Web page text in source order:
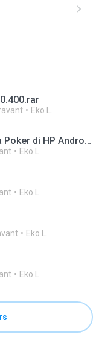
Eko L.
Memainkan Game Zynga Poker di HP Android.iso
Eko L.
Eko L.
Eko L.
Eko L.